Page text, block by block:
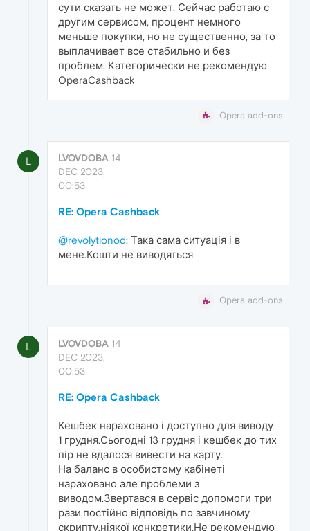
сути сказать не может. Сейчас работаю с
другим сервисом, процент немного
меньше покупки, но не существенно, за то
выплачивает все стабильно и без
проблем. Категорически не рекомендую
OperaCashback
Opera add-ons
L LVOVDOBA 14
DEC 2023,
00:53
RE: Opera Cashback
@revolytionod: Така сама ситуація і в
мене.Кошти не виводяться
Opera add-ons
L LVOVDOBA 14
DEC 2023,
00:53
RE: Opera Cashback
Кешбек нараховано і доступно для виводу
1 грудня.Сьогодні 13 грудня і кешбек до тих
пір не вдалося вивести на карту.
На баланс в особистому кабінеті
нараховано але проблеми з
виводом.Звертався в сервіс допомоги три
рази,постійно відповідь по завчиному
скрипту,ніякої конкретики.Не рекомендую